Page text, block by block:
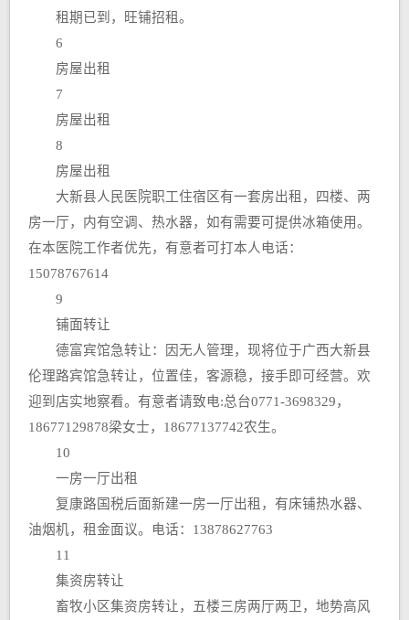
租期已到，旺铺招租。
6
房屋出租
7
房屋出租
8
房屋出租
大新县人民医院职工住宿区有一套房出租，四楼、两
房一厅，内有空调、热水器，如有需要可提供冰箱使用。
在本医院工作者优先，有意者可打本人电话：
15078767614
9
铺面转让
德富宾馆急转让：因无人管理，现将位于广西大新县
伦理路宾馆急转让，位置佳，客源稳，接手即可经营。欢
迎到店实地察看。有意者请致电:总台0771-3698329，
18677129878梁女士，18677137742农生。
10
一房一厅出租
复康路国税后面新建一房一厅出租，有床铺热水器、
油烟机，租金面议。电话：13878627763
11
集资房转让
畜牧小区集资房转让，五楼三房两厅两卫，地势高风